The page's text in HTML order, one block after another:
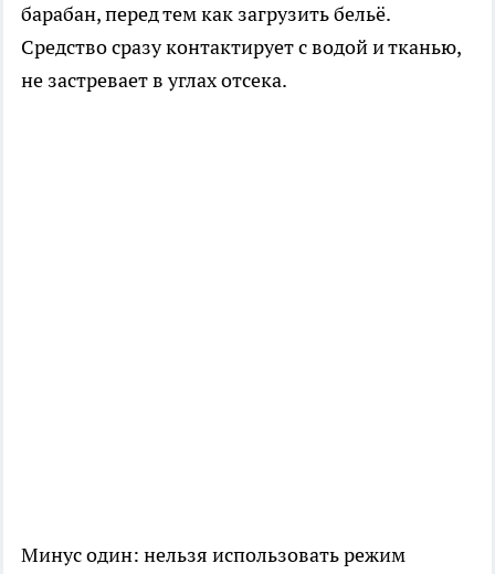
барабан, перед тем как загрузить бельё.
Средство сразу контактирует с водой и тканью,
не застревает в углах отсека.
Минус один: нельзя использовать режим